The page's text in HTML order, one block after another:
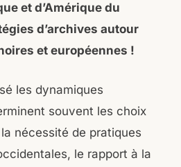
et d’Amérique du
d’archives autour
et européennes !
les dynamiques
souvent les choix
nécessité de pratiques
le rapport à la